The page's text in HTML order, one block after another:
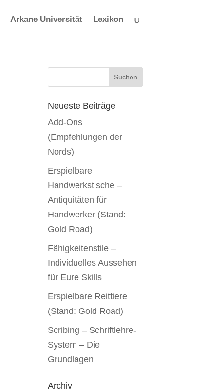
Arkane Universität Lexikon
Neueste Beiträge
Add-Ons
(Empfehlungen der
Nords)
Erspielbare
Handwerkstische –
Antiquitäten für
Handwerker (Stand:
Gold Road)
Fähigkeitenstile –
Individuelles Aussehen
für Eure Skills
Erspielbare Reittiere
(Stand: Gold Road)
Scribing – Schriftlehre-
System – Die
Grundlagen
Archiv